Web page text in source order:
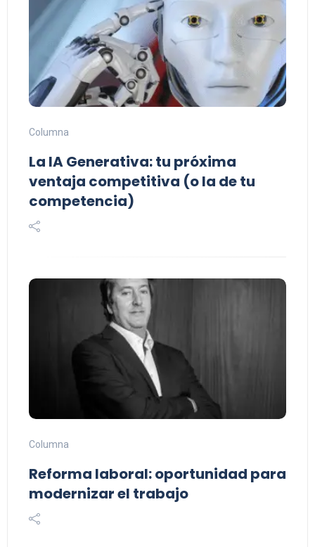
Columna
La IA Generativa: tu próxima
ventaja competitiva (o la de tu
competencia)
Columna
Reforma laboral: oportunidad para
modernizar el trabajo